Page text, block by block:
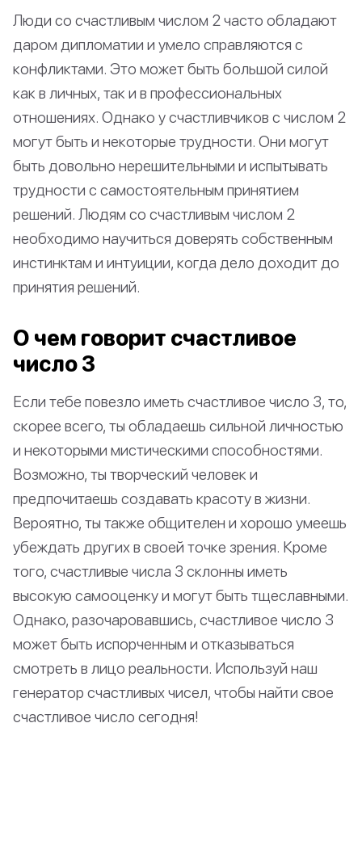
Люди со счастливым числом 2 часто обладают
даром дипломатии и умело справляются с
конфликтами. Это может быть большой силой
как в личных, так и в профессиональных
отношениях. Однако у счастливчиков с числом 2
могут быть и некоторые трудности. Они могут
быть довольно нерешительными и испытывать
трудности с самостоятельным принятием
решений. Людям со счастливым числом 2
необходимо научиться доверять собственным
инстинктам и интуиции, когда дело доходит до
принятия решений.
О чем говорит счастливое
число 3
Если тебе повезло иметь счастливое число 3, то,
скорее всего, ты обладаешь сильной личностью
и некоторыми мистическими способностями.
Возможно, ты творческий человек и
предпочитаешь создавать красоту в жизни.
Вероятно, ты также общителен и хорошо умеешь
убеждать других в своей точке зрения. Кроме
того, счастливые числа 3 склонны иметь
высокую самооценку и могут быть тщеславными.
Однако, разочаровавшись, счастливое число 3
может быть испорченным и отказываться
смотреть в лицо реальности. Используй наш
генератор счастливых чисел, чтобы найти свое
счастливое число сегодня!